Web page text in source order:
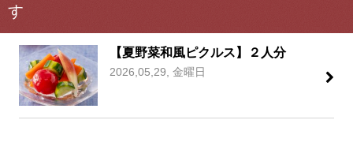
す
【夏野菜和風ピクルス】２人分
2026,05,29, 金曜日